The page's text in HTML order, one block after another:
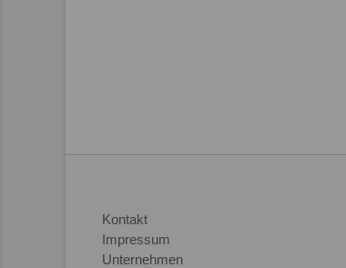
Kontakt
Impressum
Unternehmen